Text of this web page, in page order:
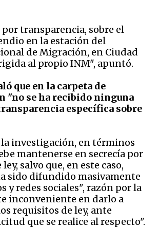
transparencia, sobre el
en la estación del
de Migración, en Ciudad
al propio INM", apuntó.
que en la carpeta de
"no se ha recibido ninguna
específica sobre
la investigación, en términos
mantenerse en secrecía por
salvo que, en este caso,
sido difundido masivamente
y redes sociales", razón por la
inconveniente en darlo a
requisitos de ley, ante
que se realice al respecto".